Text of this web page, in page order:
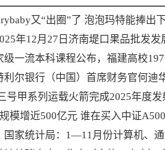
又“出圈”了 泡泡玛特能捧出
年12月27日济南堤口果品批发
级一流本科课程公布，福建高校197
利尔银行（中国）首席财务官何迪
号甲系列运载火箭完成2025年度
模增近500亿元 谁在买入中证A500
国家统计局：1—11月份计算机、